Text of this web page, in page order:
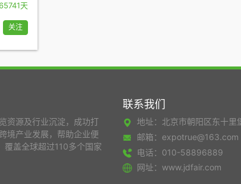
天
关注
资源及行业沉淀，成功打
境产业发展，帮助企业便
覆盖全球超过110多个国家
联系我们
地址：北京市朝阳区东十里
邮箱：expotrue@163.com
电话：010-58896889
网址：www.jdfair.com